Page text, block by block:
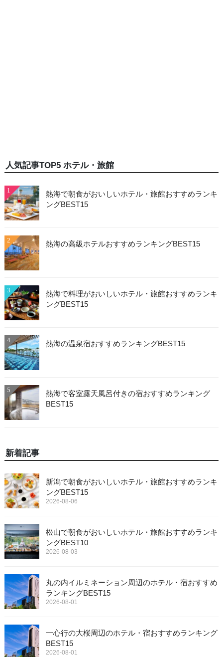
人気記事TOP5 ホテル・旅館
1
熱海で朝食がおいしいホテル・旅館おすすめランキ
ングBEST15
2 熱海の高級ホテルおすすめランキングBEST15
3
熱海で料理がおいしいホテル・旅館おすすめランキ
ングBEST15
4 熱海の温泉宿おすすめランキングBEST15
5
熱海で客室露天風呂付きの宿おすすめランキング
BEST15
新着記事
新潟で朝食がおいしいホテル・旅館おすすめランキ
ングBEST15
2026-08-06
松山で朝食がおいしいホテル・旅館おすすめランキ
ングBEST10
2026-08-03
丸の内イルミネーション周辺のホテル・宿おすすめ
ランキングBEST15
2026-08-01
一心行の大桜周辺のホテル・宿おすすめランキング
BEST15
2026-08-01